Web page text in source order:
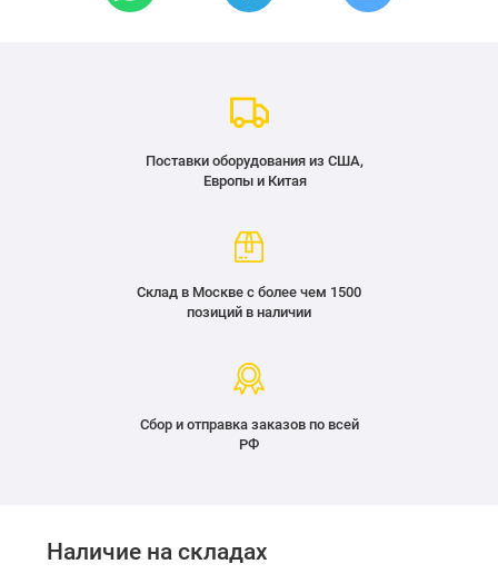
Поставки оборудования из США,
Европы и Китая
Склад в Москве с более чем 1500
позиций в наличии
Сбор и отправка заказов по всей
РФ
Наличие на складах